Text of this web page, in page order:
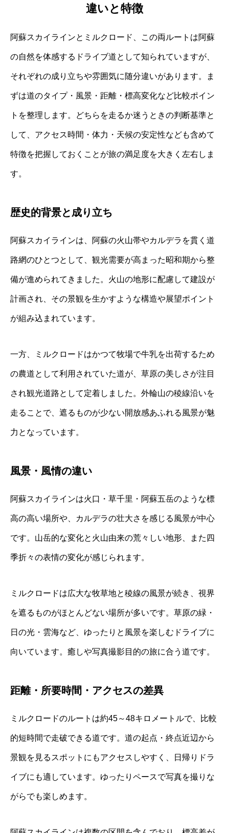
違いと特徴
阿蘇スカイラインとミルクロード、この両ルートは阿蘇
の自然を体感するドライブ道として知られていますが、
それぞれの成り立ちや雰囲気に随分違いがあります。ま
ずは道のタイプ・風景・距離・標高変化など比較ポイン
トを整理します。どちらを走るか迷うときの判断基準と
して、アクセス時間・体力・天候の安定性なども含めて
特徴を把握しておくことが旅の満足度を大きく左右しま
す。
歴史的背景と成り立ち
阿蘇スカイラインは、阿蘇の火山帯やカルデラを貫く道
路網のひとつとして、観光需要が高まった昭和期から整
備が進められてきました。火山の地形に配慮して建設が
計画され、その景観を生かすような構造や展望ポイント
が組み込まれています。
一方、ミルクロードはかつて牧場で牛乳を出荷するため
の農道として利用されていた道が、草原の美しさが注目
され観光道路として定着しました。外輪山の稜線沿いを
走ることで、遮るものが少ない開放感あふれる風景が魅
力となっています。
風景・風情の違い
阿蘇スカイラインは火口・草千里・阿蘇五岳のような標
高の高い場所や、カルデラの壮大さを感じる風景が中心
です。山岳的な変化と火山由来の荒々しい地形、また四
季折々の表情の変化が感じられます。
ミルクロードは広大な牧草地と稜線の風景が続き、視界
を遮るものがほとんどない場所が多いです。草原の緑・
日の光・雲海など、ゆったりと風景を楽しむドライブに
向いています。癒しや写真撮影目的の旅に合う道です。
距離・所要時間・アクセスの差異
ミルクロードのルートは約45～48キロメートルで、比較
的短時間で走破できる道です。道の起点・終点近辺から
景観を見るスポットにもアクセスしやすく、日帰りドラ
イブにも適しています。ゆったりペースで写真を撮りな
がらでも楽しめます。